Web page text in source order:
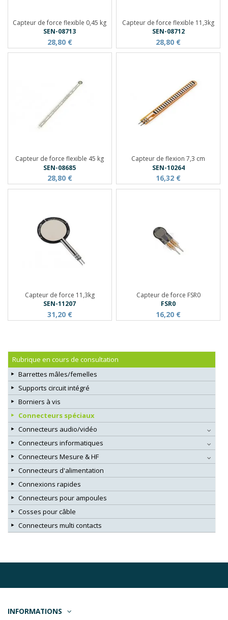
Capteur de force flexible 0,45 kg
SEN-08713
28,80 €
Capteur de force flexible 11,3kg
SEN-08712
28,80 €
Capteur de force flexible 45 kg
SEN-08685
28,80 €
Capteur de flexion 7,3 cm
SEN-10264
16,32 €
Capteur de force 11,3kg
SEN-11207
31,20 €
Capteur de force FSR0
FSR0
16,20 €
Rubrique en cours de consultation
Barrettes mâles/femelles
Supports circuit intégré
Borniers à vis
Connecteurs spéciaux
Connecteurs audio/vidéo
Connecteurs informatiques
Connecteurs Mesure & HF
Connecteurs d'alimentation
Connexions rapides
Connecteurs pour ampoules
Cosses pour câble
Connecteurs multi contacts
INFORMATIONS